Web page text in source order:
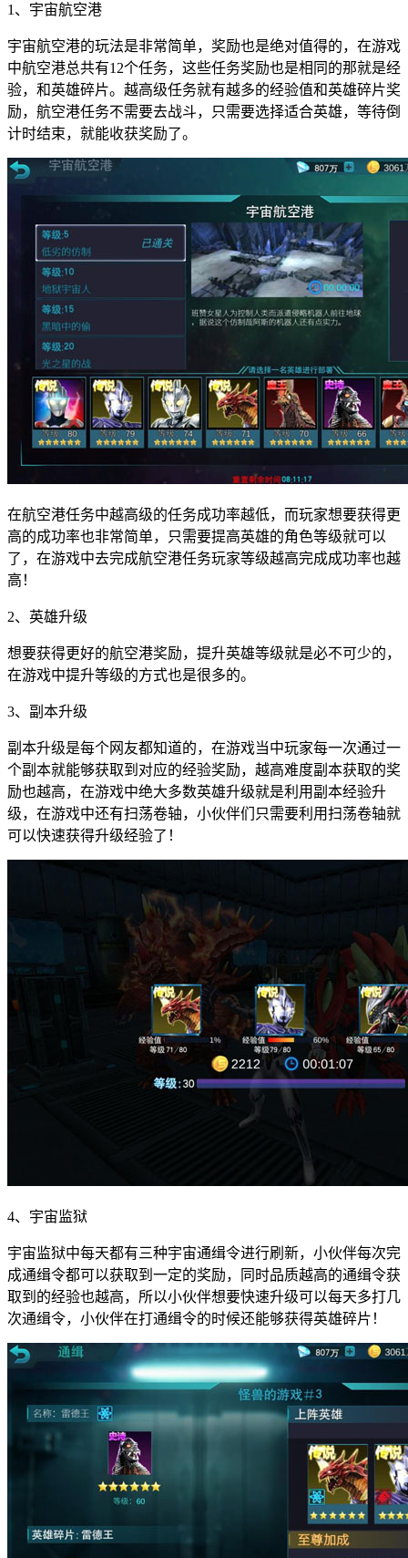
1、宇宙航空港
宇宙航空港的玩法是非常简单，奖励也是绝对值得的，在游戏
中航空港总共有12个任务，这些任务奖励也是相同的那就是经
验，和英雄碎片。越高级任务就有越多的经验值和英雄碎片奖
励，航空港任务不需要去战斗，只需要选择适合英雄，等待倒
计时结束，就能收获奖励了。
在航空港任务中越高级的任务成功率越低，而玩家想要获得更
高的成功率也非常简单，只需要提高英雄的角色等级就可以
了，在游戏中去完成航空港任务玩家等级越高完成成功率也越
高！
2、英雄升级
想要获得更好的航空港奖励，提升英雄等级就是必不可少的，
在游戏中提升等级的方式也是很多的。
3、副本升级
副本升级是每个网友都知道的，在游戏当中玩家每一次通过一
个副本就能够获取到对应的经验奖励，越高难度副本获取的奖
励也越高，在游戏中绝大多数英雄升级就是利用副本经验升
级，在游戏中还有扫荡卷轴，小伙伴们只需要利用扫荡卷轴就
可以快速获得升级经验了！
4、宇宙监狱
宇宙监狱中每天都有三种宇宙通缉令进行刷新，小伙伴每次完
成通缉令都可以获取到一定的奖励，同时品质越高的通缉令获
取到的经验也越高，所以小伙伴想要快速升级可以每天多打几
次通缉令，小伙伴在打通缉令的时候还能够获得英雄碎片！